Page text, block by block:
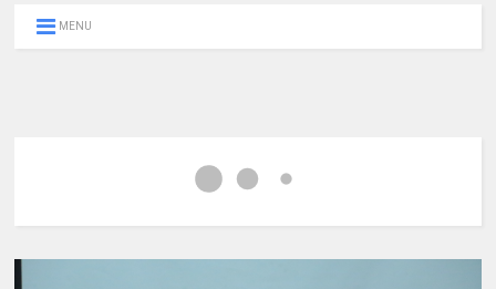
MENU